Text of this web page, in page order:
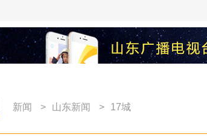
新闻 > 山东新闻 > 17城